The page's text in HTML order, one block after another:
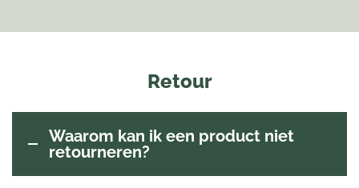
Retour
Waarom kan ik een product niet
retourneren?